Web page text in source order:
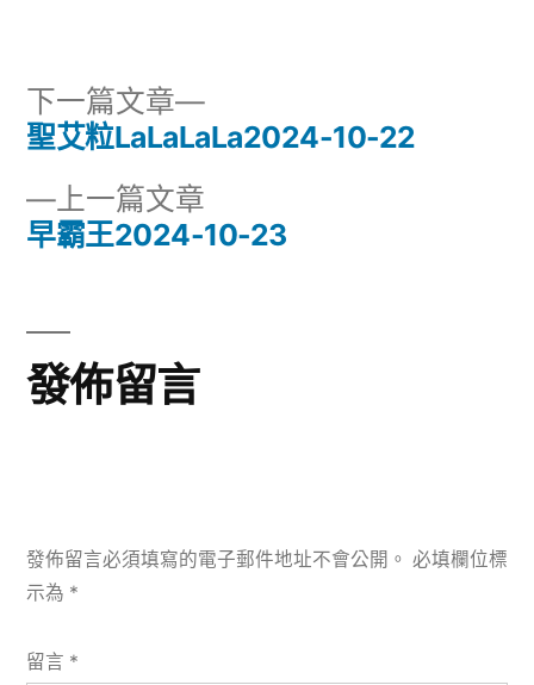
器
文
章
導
覽
上一篇文章
一
早霸王2024-10-23
下一篇文章
下
一
章:
聖艾粒LaLaLaLa2024-10-22
發佈留言
發佈留言必須填寫的電子郵件地址不會公開。 必填欄位標
示為 *
留言 *